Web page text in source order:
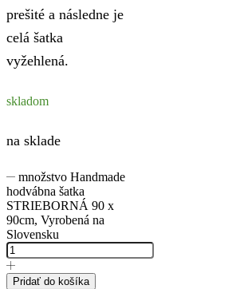
prešité a následne je
celá šatka
vyžehlená.
skladom
na sklade
množstvo Handmade
hodvábna šatka
STRIEBORNÁ 90 x
90cm, Vyrobená na
Slovensku
Pridať do košíka